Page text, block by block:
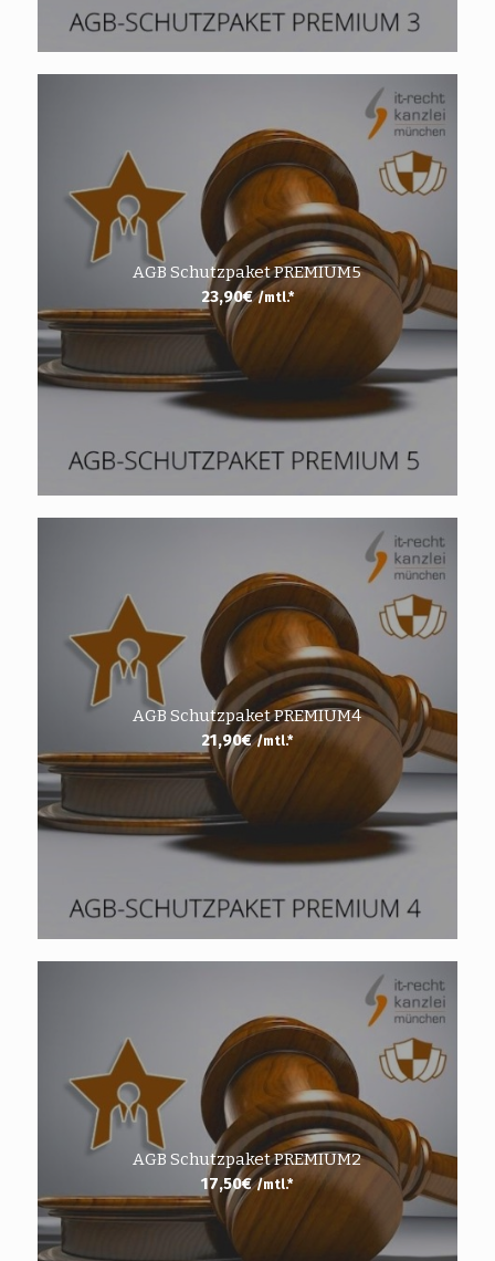
AGB Schutzpaket PREMIUM5
23,90€ /mtl.*
AGB Schutzpaket PREMIUM4
21,90€ /mtl.*
AGB Schutzpaket PREMIUM2
17,50€ /mtl.*